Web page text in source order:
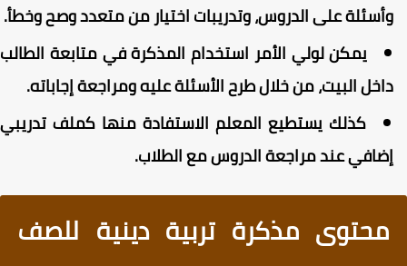
على الدروس، وتدريبات اختيار من متعدد وصح وخطأ.
يمكن لولي الأمر استخدام المذكرة في متابعة الطالب
البيت، من خلال طرح الأسئلة عليه ومراجعة إجاباته.
كذلك يستطيع المعلم الاستفادة منها كملف تدريبي
عند مراجعة الدروس مع الطلاب.
محتوى مذكرة تربية دينية للصف